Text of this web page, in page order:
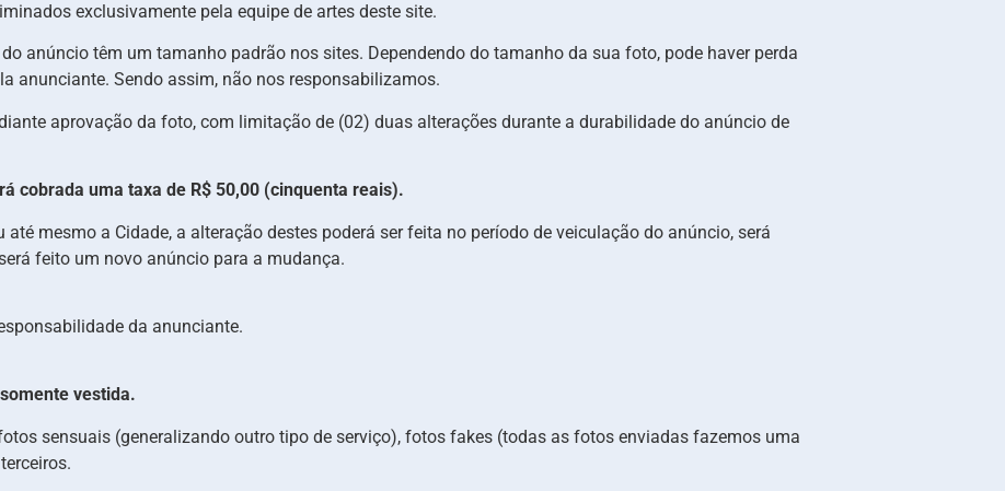
exclusivamente pela equipe de artes deste site.
anúncio têm um tamanho padrão nos sites. Dependendo do tamanho da sua foto, pode haver perda
anunciante. Sendo assim, não nos responsabilizamos.
aprovação da foto, com limitação de (02) duas alterações durante a durabilidade do anúncio de
cobrada uma taxa de R$ 50,00 (cinquenta reais).
mesmo a Cidade, a alteração destes poderá ser feita no período de veiculação do anúncio, será
feito um novo anúncio para a mudança.
da anunciante.
vestida.
sensuais (generalizando outro tipo de serviço), fotos fakes (todas as fotos enviadas fazemos uma